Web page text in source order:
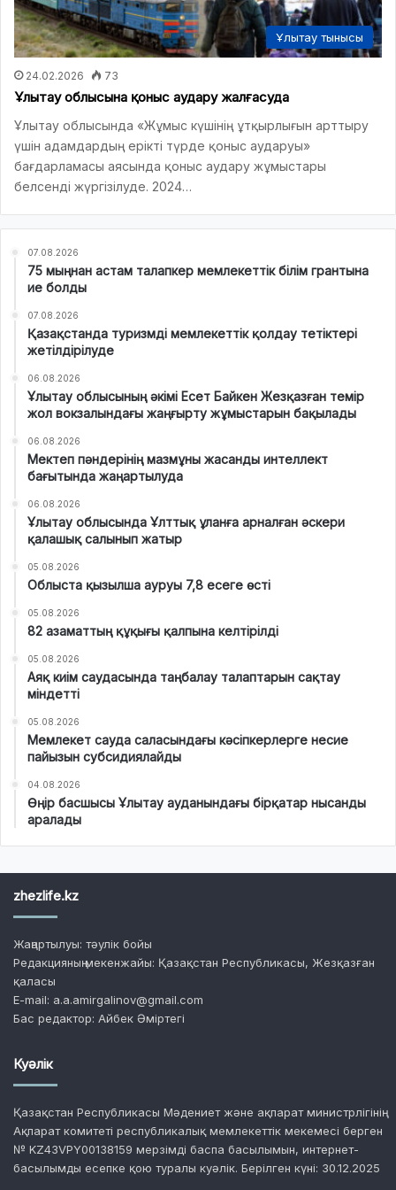
Ұлытау тынысы
24.02.2026 73
Ұлытау облысына қоныс аудару жалғасуда
Ұлытау облысында «Жұмыс күшінің ұтқырлығын арттыру
үшін адамдардың ерікті түрде қоныс аударуы»
бағдарламасы аясында қоныс аудару жұмыстары
белсенді жүргізілуде. 2024…
07.08.2026
75 мыңнан астам талапкер мемлекеттік білім грантына
ие болды
07.08.2026
Қазақстанда туризмді мемлекеттік қолдау тетіктері
жетілдірілуде
06.08.2026
Ұлытау облысының әкімі Есет Байкен Жезқазған темір
жол вокзалындағы жаңғырту жұмыстарын бақылады
06.08.2026
Мектеп пәндерінің мазмұны жасанды интеллект
бағытында жаңартылуда
06.08.2026
Ұлытау облысында Ұлттық ұланға арналған әскери
қалашық салынып жатыр
05.08.2026
Облыста қызылша ауруы 7,8 есеге өсті
05.08.2026
82 азаматтың құқығы қалпына келтірілді
05.08.2026
Аяқ киім саудасында таңбалау талаптарын сақтау
міндетті
05.08.2026
Мемлекет сауда саласындағы кәсіпкерлерге несие
пайызын субсидиялайды
04.08.2026
Өңір басшысы Ұлытау ауданындағы бірқатар нысанды
аралады
zhezlife.kz
Жаңартылуы: тәулік бойы
Редакцияның мекенжайы: Қазақстан Республикасы, Жезқазған
қаласы
E-mail: a.a.amirgalinov@gmail.com
Бас редактор: Айбек Әміртегі
Куәлік
Қазақстан Республикасы Мәдениет және ақпарат министрлігінің
Ақпарат комитеті республикалық мемлекеттік мекемесі берген
№ KZ43VPY00138159 мерзімді баспа басылымын, интернет-
басылымды есепке қою туралы куәлік. Берілген күні: 30.12.2025